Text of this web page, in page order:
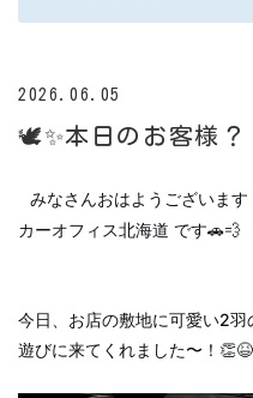
2026.06.05
🕊️✨本日のお客様
みなさんおはようございます
カーオフィス北海道 です🚗💨
今日、お店の敷地に可愛い2
遊びに来てくれました〜！👏😆